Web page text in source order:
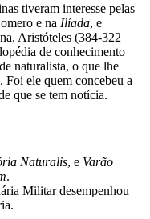
tiveram interesse pelas
e na Ilíada, e
Aristóteles (384-322
de conhecimento
naturalista, o que lhe
ele quem concebeu a
que se tem notícia.
Naturalis, e Varão
.
Militar desempenhou